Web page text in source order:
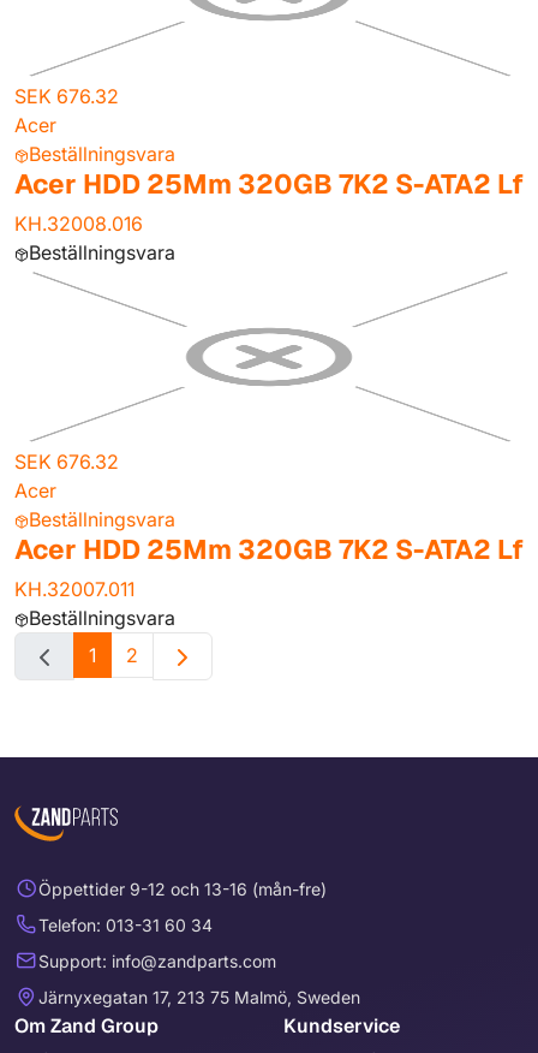
SEK 676.32
Acer
Beställningsvara
Acer HDD 25Mm 320GB 7K2 S-ATA2 Lf
KH.32008.016
Beställningsvara
SEK 676.32
Acer
Beställningsvara
Acer HDD 25Mm 320GB 7K2 S-ATA2 Lf
KH.32007.011
Beställningsvara
1
2
Öppettider 9-12 och 13-16 (mån-fre)
Telefon: 013-31 60 34
Support: info@zandparts.com
Järnyxegatan 17, 213 75 Malmö, Sweden
Om Zand Group Kundservice